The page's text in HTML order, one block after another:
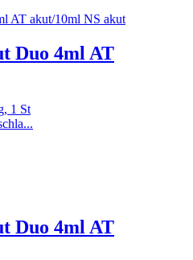
Duo 4ml AT
1 St
Duo 4ml AT